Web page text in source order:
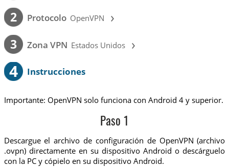
2 Protocolo OpenVPN ›
3 Zona VPN Estados Unidos ›
4 Instrucciones
Importante: OpenVPN solo funciona con Android 4 y superior.
Paso 1
Descargue el archivo de configuración de OpenVPN (archivo
.ovpn) directamente en su dispositivo Android o descárguelo
con la PC y cópielo en su dispositivo Android.